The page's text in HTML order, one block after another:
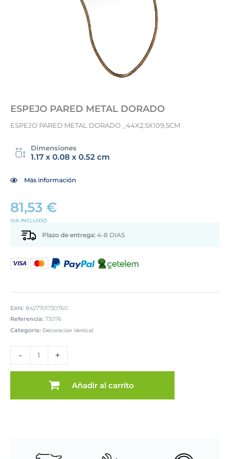
ESPEJO PARED METAL DORADO
ESPEJO PARED METAL DORADO _44X2,5X109,5CM
Dimensiones
1.17 x 0.08 x 0.52 cm
Más información
81,53 €
IVA INCLUIDO
Plazo de entrega: 4-8 DIAS
EAN: 8427701730760
Referencia: 73076
Categoría: Decoracion Vertical
-
DORADO
+
Añadir al carrito